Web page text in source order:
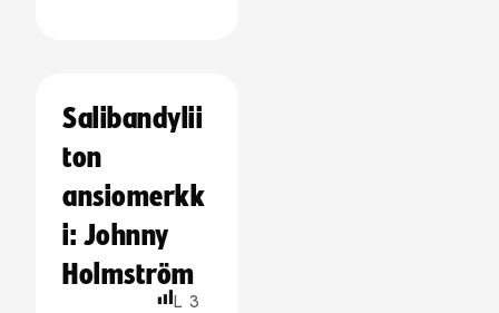
Salibandylii
ton
ansiomerkk
i: Johnny
Holmström
L 3